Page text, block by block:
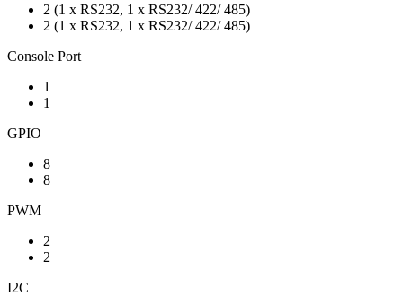
2 (1 x RS232, 1 x RS232/ 422/ 485)
2 (1 x RS232, 1 x RS232/ 422/ 485)
Console Port
1
1
GPIO
8
8
PWM
2
2
I2C